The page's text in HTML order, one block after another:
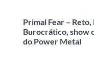
Primal Fear –
Burocrático, show
do Power Metal